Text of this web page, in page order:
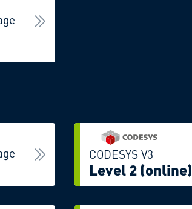
CODESYS V3
Level 2 (online)